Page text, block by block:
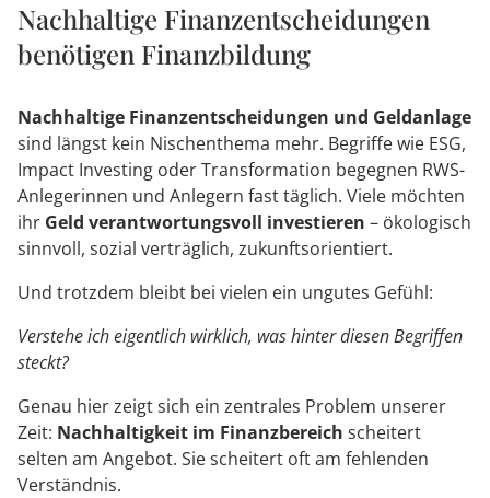
Nachhaltige Finanzentscheidungen
benötigen Finanzbildung
Nachhaltige Finanzentscheidungen und Geldanlage
sind längst kein Nischenthema mehr. Begriffe wie ESG,
Impact Investing oder Transformation begegnen RWS-
Anlegerinnen und Anlegern fast täglich. Viele möchten
ihr Geld verantwortungsvoll investieren – ökologisch
sinnvoll, sozial verträglich, zukunftsorientiert.
Und trotzdem bleibt bei vielen ein ungutes Gefühl:
Verstehe ich eigentlich wirklich, was hinter diesen Begriffen
steckt?
Genau hier zeigt sich ein zentrales Problem unserer
Zeit: Nachhaltigkeit im Finanzbereich scheitert
selten am Angebot. Sie scheitert oft am fehlenden
Verständnis.